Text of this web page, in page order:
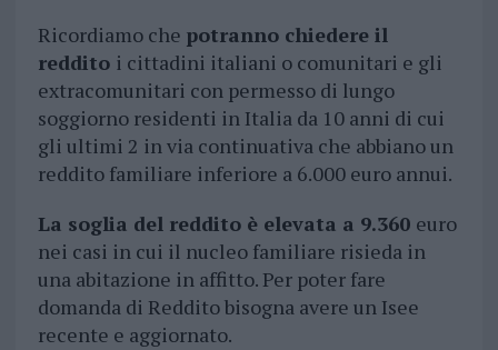
Ricordiamo che potranno chiedere il
reddito i cittadini italiani o comunitari e gli
extracomunitari con permesso di lungo
soggiorno residenti in Italia da 10 anni di cui
gli ultimi 2 in via continuativa che abbiano un
reddito familiare inferiore a 6.000 euro annui.
La soglia del reddito è elevata a 9.360 euro
nei casi in cui il nucleo familiare risieda in
una abitazione in affitto. Per poter fare
domanda di Reddito bisogna avere un Isee
recente e aggiornato.